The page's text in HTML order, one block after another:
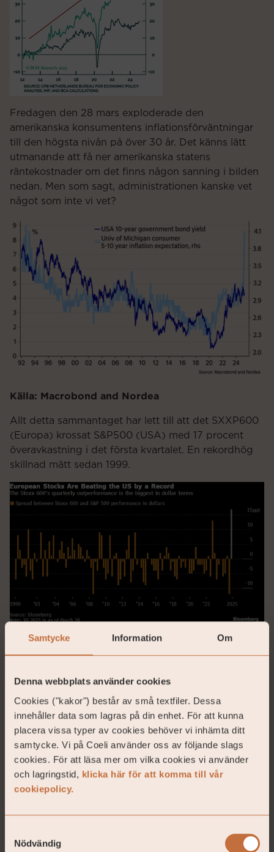
Samtycke Information Om
Denna webbplats använder cookies
Cookies ("kakor") består av små textfiler. Dessa
innehåller data som lagras på din enhet. För att kunna
placera vissa typer av cookies behöver vi inhämta ditt
samtycke. Vi på Coeli använder oss av följande slags
cookies. För att läsa mer om vilka cookies vi använder
och lagringstid, klicka här för att komma till vår
cookiepolicy.
Nödvändig
Fredagen den 28 mars exploderade den
amerikanska konsumentens inflationsförväntningar
till den högsta nivån på över 30 år. Det känns lätt
utmanande att få ner amerikanska statens
räntekostnader om det finns någon sanning i bilden
nedan. Men som sagt, administrationen kanske vet
något som inte vi vet?
Källa: Macrobond and Nordea
Allt detta sammantaget har lett till att det SXXP600
(Europa) krossat S&P500 (USA) med 17 procent
överavkastning i det första kvartalet. En rekordhög
skillnad mätt sedan 1999.
Källa: Bloomberg
kommer ifrån, se bild nedan. För femte året i rad
leder bankerna utvecklingen. Det faktum att
teknologiaktier har en låg vikt i Europa gynnar
Europa nu när det tillgångsslaget generellt haft så
svag utveckling.